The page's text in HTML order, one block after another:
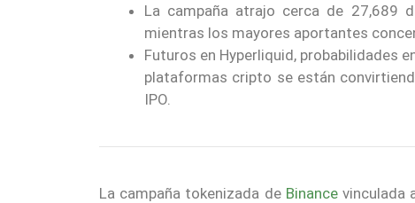
La campaña atrajo cerca de 27,689
mientras los mayores aportantes
Futuros en Hyperliquid, probabilidades
plataformas cripto se están
IPO.
La campaña tokenizada de Binancevinculada